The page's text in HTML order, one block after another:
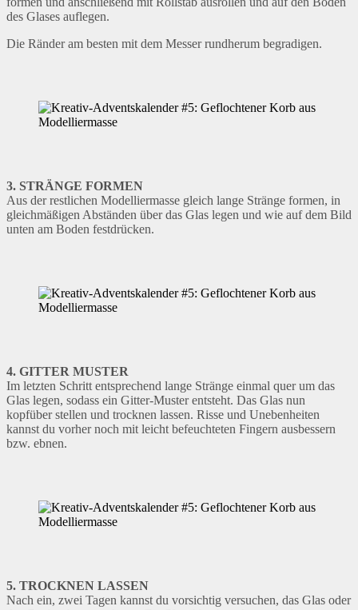
des Glases auflegen.
Die Ränder am besten mit dem Messer rundherum begradigen.
3. STRÄNGE FORMEN
Aus der restlichen Modelliermasse gleich lange Stränge formen, in
gleichmäßigen Abständen über das Glas legen und wie auf dem Bild
unten am Boden festdrücken.
4. GITTER MUSTER
Im letzten Schritt entsprechend lange Stränge einmal quer um das
Glas legen, sodass ein Gitter-Muster entsteht. Das Glas nun
kopfüber stellen und trocknen lassen. Risse und Unebenheiten
kannst du vorher noch mit leicht befeuchteten Fingern ausbessern
bzw. ebnen.
5. TROCKNEN LASSEN
Nach ein, zwei Tagen kannst du vorsichtig versuchen, das Glas oder